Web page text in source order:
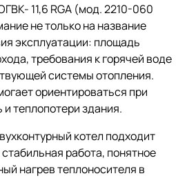
11,6 RGA (мод. 2210-060
не только на название
эксплуатации: площадь
требования к горячей воде
системы отопления.
ориентироваться при
теплопотери здания.
котел подходит
работа, понятное
нагрев теплоносителя в